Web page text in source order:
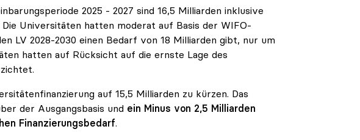
2025 - 2027 sind 16,5 Milliarden inklusive
Universitäten hatten moderat auf Basis der WIFO-
LV 2028-2030 einen Bedarf von 18 Milliarden gibt, nur um
hatten auf Rücksicht auf die ernste Lage des
auf 15,5 Milliarden zu kürzen. Das
der Ausgangsbasis und ein Minus von 2,5 Milliarden
Finanzierungsbedarf.